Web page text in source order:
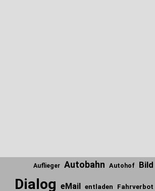
Auflieger Autobahn Autohof Bild
Dialog eMail entladen Fahrverbot